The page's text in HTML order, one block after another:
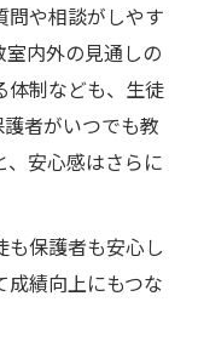
の意見活用法
別指導の条件
比較する方法
るための質問
確かめる重要
問や相談がしやす
内外の見通しの
体制なども、生徒
者がいつでも教
安心感はさらに
も保護者も安心し
績向上にもつな